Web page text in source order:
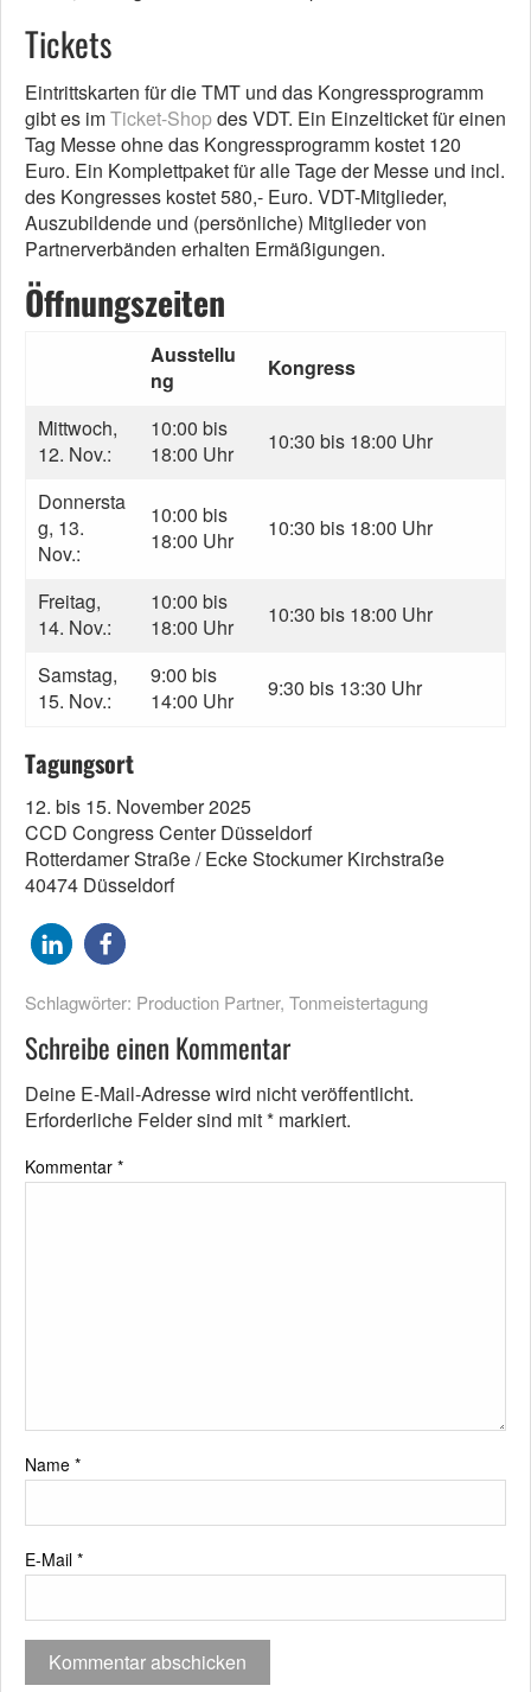
Tickets
Eintrittskarten für die TMT und das Kongressprogramm
gibt es imTicket-Shopdes VDT. Ein Einzelticket für einen
Tag Messe ohne das Kongressprogramm kostet 120
Euro. Ein Komplettpaket für alle Tage der Messe und incl.
des Kongresses kostet 580,- Euro. VDT-Mitglieder,
Auszubildende und (persönliche) Mitglieder von
Partnerverbänden erhalten Ermäßigungen.
Öffnungszeiten
Ausstellu
ng
Kongress
Mittwoch,
12. Nov.:
10:00 bis
18:00 Uhr
10:30 bis 18:00 Uhr
Donnersta
g, 13.
Nov.:
10:00 bis
18:00 Uhr
10:30 bis 18:00 Uhr
Freitag,
14. Nov.:
10:00 bis
18:00 Uhr
10:30 bis 18:00 Uhr
Samstag,
15. Nov.:
9:00 bis
14:00 Uhr
9:30 bis 13:30 Uhr
Tagungsort
12. bis 15. November 2025
CCD Congress Center Düsseldorf
Rotterdamer Straße / Ecke Stockumer Kirchstraße
40474 Düsseldorf
Schlagwörter: Production Partner, Tonmeistertagung
Schreibe einen Kommentar
Deine E-Mail-Adresse wird nicht veröffentlicht.
Erforderliche Felder sind mit* markiert.
Kommentar *
Name *
E-Mail *